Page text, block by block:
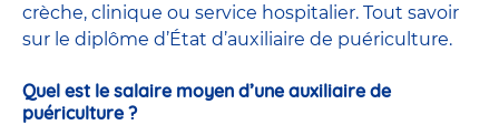
crèche, clinique ou service hospitalier. Tout savoir
sur le diplôme d’État d’auxiliaire de puériculture.
Quel est le salaire moyen d’une auxiliaire de
puériculture ?